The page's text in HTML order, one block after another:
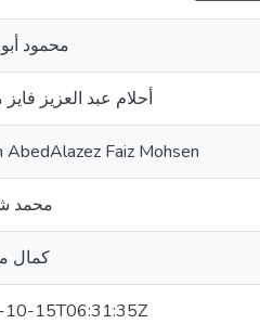
محمود
أحلام عبد العزيز
AbedAlazez Faiz Mohsen
محمد
كمال
15T06:31:35Z